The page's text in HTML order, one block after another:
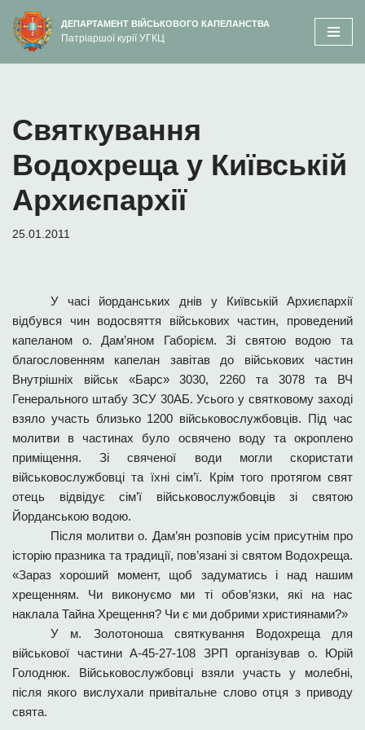
вмісту
Перейти
до
ДЕПАРТАМЕНТ ВІЙСЬКОВОГО КАПЕЛАНСТВА
Патріаршої курії УГКЦ
Святкування
Водохреща у Київській
Архиєпархії
25.01.2011
У часі йорданських днів у Київській Архиєпархії
відбувся чин водосвяття військових частин, проведений
капеланом о. Дам’яном Габорієм. Зі святою водою та
благословенням капелан завітав до військових частин
Внутрішніх військ «Барс» 3030, 2260 та 3078 та ВЧ
Генерального штабу ЗСУ 30АБ. Усього у святковому заході
взяло участь близько 1200 військовослужбовців. Під час
молитви в частинах було освячено воду та окроплено
приміщення. Зі свяченої води могли скористати
військовослужбовці та їхні сім’ї. Крім того протягом свят
отець відвідує сім’ї військовослужбовців зі святою
Йорданською водою.
Після молитви о. Дам’ян розповів усім присутнім про
історію празника та традиції, пов’язані зі святом Водохреща.
«Зараз хороший момент, щоб задуматись і над нашим
хрещенням. Чи виконуємо ми ті обов’язки, які на нас
наклала Тайна Хрещення? Чи є ми добрими християнами?»
У м. Золотоноша святкування Водохреща для
військової частини А-45-27-108 ЗРП організував о. Юрій
Голоднюк. Військовослужбовці взяли участь у молебні,
після якого вислухали привітальне слово отця з приводу
свята.